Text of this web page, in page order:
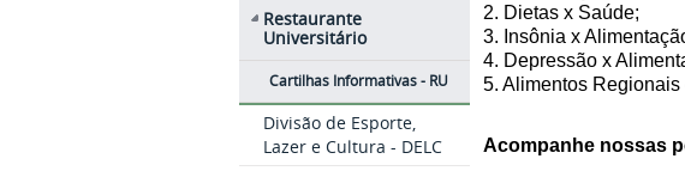
Restaurante
Universitário
Cartilhas Informativas - RU
Divisão de Esporte,
Lazer e Cultura - DELC
2. Dietas x Saúde;
3. Insônia x
4. Depressão x
5. Alimentos
Acompanhe nossas